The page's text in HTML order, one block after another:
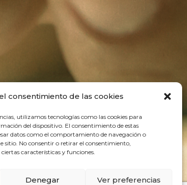
consentimiento de las cookies
utilizamos tecnologías como las cookies para
del dispositivo. El consentimiento de estas
datos como el comportamiento de navegación o
sitio. No consentir o retirar el consentimiento,
características y funciones.
Denegar Ver preferencias